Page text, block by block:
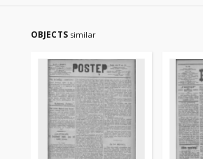
OBJECTS similar